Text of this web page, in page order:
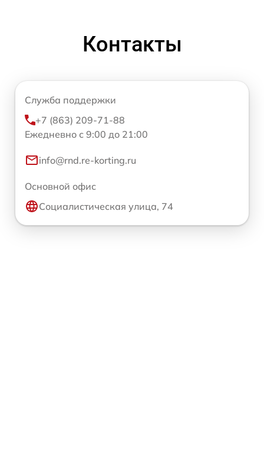
Контакты
Служба поддержки
+7 (863) 209-71-88
Ежедневно с 9:00 до 21:00
info@rnd.re-korting.ru
Основной офис
Социалистическая улица, 74